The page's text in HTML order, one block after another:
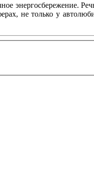
энергосбережение.
не только у